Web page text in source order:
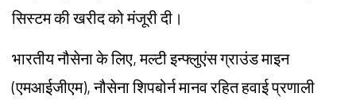
सिस्टम की खरीद को मंजूरी दी।
भारतीय नौसेना के लिए, मल्टी इन्फ्लुएंस ग्राउंड माइन
(एमआईजीएम), नौसेना शिपबोर्न मानव रहित हवाई प्रणाली